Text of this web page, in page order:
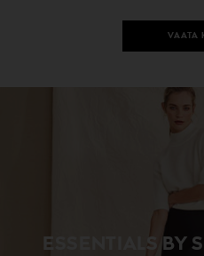
VAATA
ESSENTIALS BY